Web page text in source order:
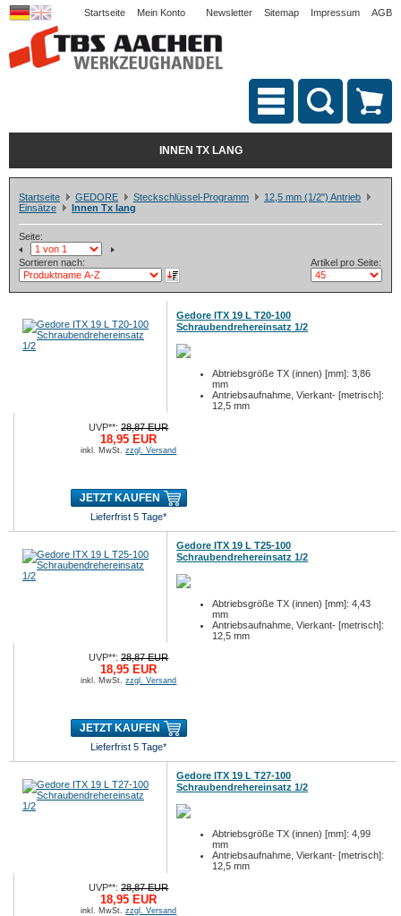
Startseite Mein Konto Newsletter Sitemap Impressum AGB
INNEN TX LANG
Startseite GEDORE Steckschlüssel-Programm
12,5 mm (1/2") Antrieb
Einsätze
Innen Tx lang
Seite:
Sortieren nach: Artikel pro Seite:
Gedore ITX 19 L T20-100
Schraubendrehereinsatz 1/2
Abtriebsgröße TX (innen) [mm]: 3,86
mm
Antriebsaufnahme, Vierkant- [metrisch]:
12,5 mm
UVP**:28,87 EUR
18,95 EUR
inkl. MwSt.zzgl. Versand
JETZT KAUFEN
Lieferfrist 5 Tage*
Gedore ITX 19 L T25-100
Schraubendrehereinsatz 1/2
Abtriebsgröße TX (innen) [mm]: 4,43
mm
Antriebsaufnahme, Vierkant- [metrisch]:
12,5 mm
UVP**:28,87 EUR
18,95 EUR
inkl. MwSt.zzgl. Versand
JETZT KAUFEN
Lieferfrist 5 Tage*
Gedore ITX 19 L T27-100
Schraubendrehereinsatz 1/2
Abtriebsgröße TX (innen) [mm]: 4,99
mm
Antriebsaufnahme, Vierkant- [metrisch]:
12,5 mm
UVP**:28,87 EUR
18,95 EUR
inkl. MwSt.zzgl. Versand